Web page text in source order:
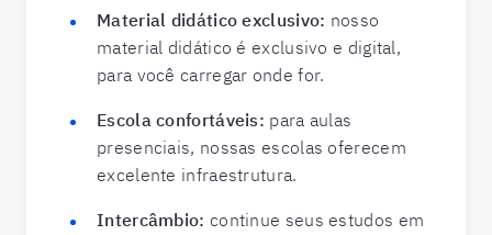
Material didático exclusivo: nosso
material didático é exclusivo e digital,
para você carregar onde for.
Escola confortáveis: para aulas
presenciais, nossas escolas oferecem
excelente infraestrutura.
Intercâmbio: continue seus estudos em